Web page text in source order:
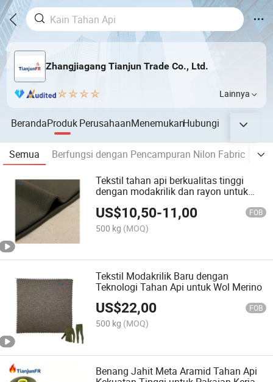
Zhangjiagang Tianjun Trade Co., Ltd.
Lainnya
BerandaProdukPerusahaanMenemukanHubungi
Semua Berfungsi dengan Pencampuran Nilon Fabric
Tekstil tahan api berkualitas tinggi
dengan modakrilik dan rayon untuk
US$10,50-11,00 FOB
500 kg (MOQ)
Tekstil Modakrilik Baru dengan
Teknologi Tahan Api untuk Wol Merino
US$22,00 FOB
500 kg (MOQ)
Benang Jahit Meta Aramid Tahan Api